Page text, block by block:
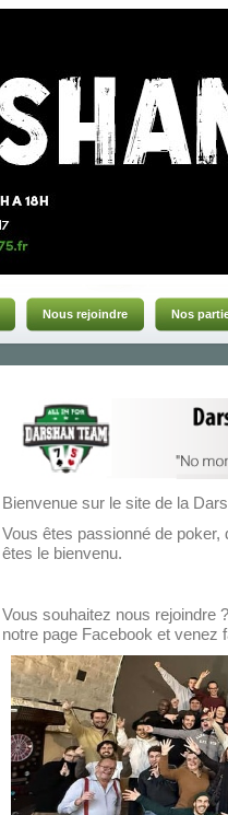
Nous rejoindre Nos
Bienvenue sur le site de la
Vous êtes passionné de
êtes le bienvenu.
Vous souhaitez nous rejoindre
notre page Facebook et venez